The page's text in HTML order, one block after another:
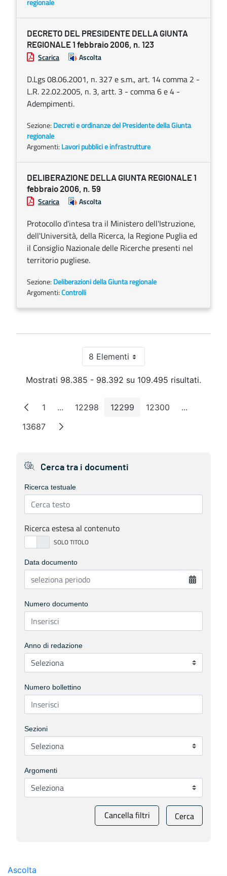
regionale
DECRETO DEL PRESIDENTE DELLA GIUNTA
REGIONALE 1 febbraio 2006, n. 123
Scarica Ascolta
D.Lgs 08.06.2001, n. 327 e s.m., art. 14 comma 2 -
L.R. 22.02.2005, n. 3, artt. 3 - comma 6 e 4 -
Adempimenti.
Sezione: Decreti e ordinanze del Presidente della Giunta
regionale
Argomenti: Lavori pubblici e infrastrutture
DELIBERAZIONE DELLA GIUNTA REGIONALE 1
febbraio 2006, n. 59
Scarica Ascolta
Protocollo d'intesa tra il Ministero dell'Istruzione,
dell'Università, della Ricerca, la Regione Puglia ed
il Consiglio Nazionale delle Ricerche presenti nel
territorio pugliese.
Sezione: Deliberazioni della Giunta regionale
Argomenti:Controlli
8 ElementiPer pagina
Mostrati 98.385 - 98.392 su 109.495 risultati.
Pagina
1 ...Pagine intermedie
Pagina
12298 Pagina
12299 Pagina
12300 ...Pagine
Pagina
13687
Cerca tra i documenti
Ricerca testuale
Ricerca estesa al contenuto
Data documento
Numero documento
Anno di redazione
Numero bollettino
Sezioni
Argomenti
Cancella filtri Cerca
Ascolta